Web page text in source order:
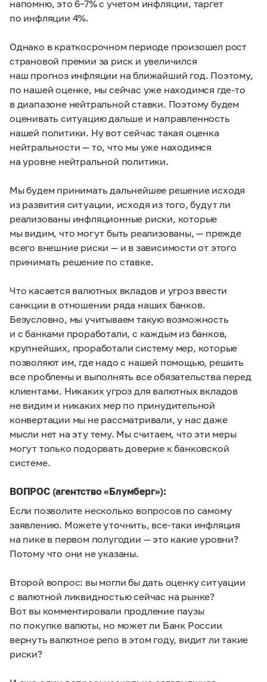
напомню, это6–7%с учетом инфляции, таргет
по инфляции 4%.
Однако в краткосрочном периоде произошел рост
страновой премии за риск и увеличился
наш прогноз инфляции на ближайший год. Поэтому,
по нашей оценке, мы сейчас уже находимся где-то
в диапазоне нейтральной ставки. Поэтому будем
оценивать ситуацию дальше и направленность
нашей политики. Ну вот сейчас такая оценка
нейтральности — то, что мы уже находимся
на уровне нейтральной политики.
Мы будем принимать дальнейшее решение исходя
из развития ситуации, исходя из того, будут ли
реализованы инфляционные риски, которые
мы видим, что могут быть реализованы, — прежде
всего внешние риски — и в зависимости от этого
принимать решение по ставке.
Что касается валютных вкладов и угроз ввести
санкции в отношении ряда наших банков.
Безусловно, мы учитываем такую возможность
и с банками проработали, с каждым из банков,
крупнейших, проработали систему мер, которые
позволяют им, где надо с нашей помощью, решить
все проблемы и выполнять все обязательства перед
клиентами. Никаких угроз для валютных вкладов
не видим и никаких мер по принудительной
конвертации мы не рассматривали, у нас даже
мысли нет на эту тему. Мы считаем, что эти меры
могут только подорвать доверие к банковской
системе.
ВОПРОС (агентство «Блумберг»):
Если позволите несколько вопросов по самому
заявлению. Можете уточнить, все-таки инфляция
на пике в первом полугодии — это какие уровни?
Потому что они не указаны.
Второй вопрос: вы могли бы дать оценку ситуации
с валютной ликвидностью сейчас на рынке?
Вот вы комментировали продление паузы
по покупке валюты, но может ли Банк России
вернуть валютное репо в этом году, видит ли такие
риски?